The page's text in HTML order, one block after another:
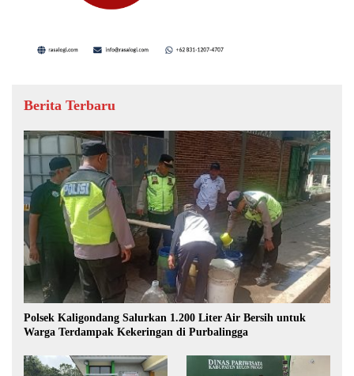
Berita Terbaru
Polsek Kaligondang Salurkan 1.200 Liter Air Bersih untuk
Warga Terdampak Kekeringan di Purbalingga